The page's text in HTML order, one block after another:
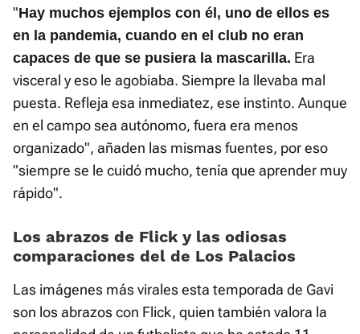
"Hay muchos ejemplos con él, uno de ellos es
en la pandemia, cuando en el club no eran
capaces de que se pusiera la mascarilla. Era
visceral y eso le agobiaba. Siempre la llevaba mal
puesta. Refleja esa inmediatez, ese instinto. Aunque
en el campo sea autónomo, fuera era menos
organizado", añaden las mismas fuentes, por eso
"siempre se le cuidó mucho, tenía que aprender muy
rápido".
Los abrazos de Flick y las odiosas
comparaciones del de Los Palacios
Las imágenes más virales esta temporada de Gavi
son los abrazos con Flick, quien también valora la